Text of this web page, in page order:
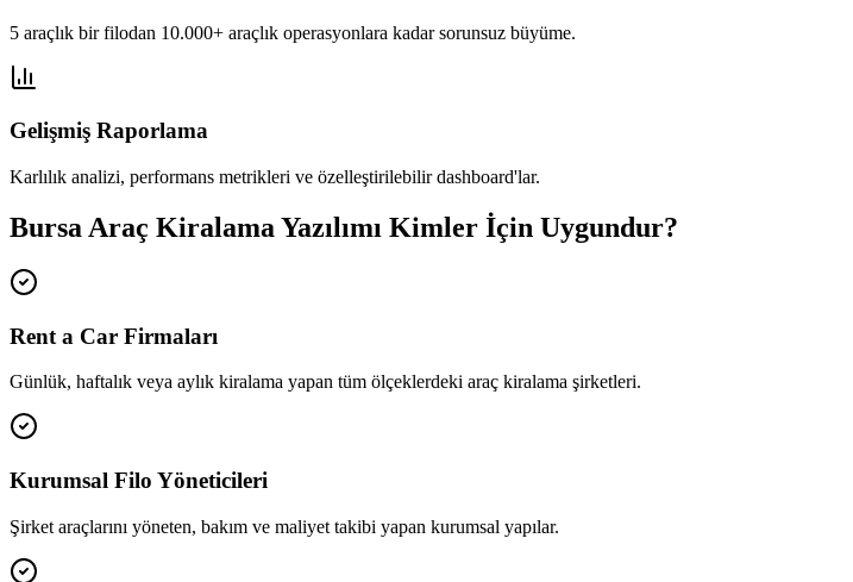
5 araçlık bir filodan 10.000+ araçlık operasyonlara kadar sorunsuz büyüme.
Gelişmiş Raporlama
Karlılık analizi, performans metrikleri ve özelleştirilebilir dashboard'lar.
Bursa Araç Kiralama Yazılımı Kimler İçin Uygundur?
Rent a Car Firmaları
Günlük, haftalık veya aylık kiralama yapan tüm ölçeklerdeki araç kiralama şirketleri.
Kurumsal Filo Yöneticileri
Şirket araçlarını yöneten, bakım ve maliyet takibi yapan kurumsal yapılar.